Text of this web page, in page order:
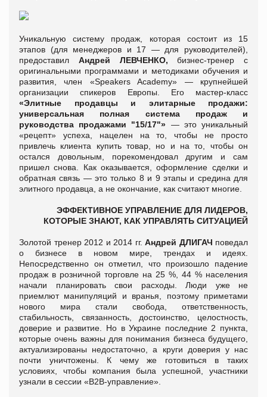
Уникальную систему продаж, которая состоит из 15
этапов (для менеджеров и 17 — для руководителей),
предоставил Андрей ЛЕВЧЕНКО, бизнес-тренер с
оригинальными программами и методиками обучения и
развития, член «Speakers Academy» — крупнейшей
организации спикеров Европы. Его мастер-класс
«Элитные продавцы и элитарные продажи:
универсальная полная система продаж и
руководства продажами "15/17"» — это уникальный
«рецепт» успеха, нацелен на то, чтобы не просто
привлечь клиента купить товар, но и на то, чтобы он
остался довольным, порекомендовал другим и сам
пришел снова. Как оказывается, оформление сделки и
обратная связь — это только 8 и 9 этапы и средина для
элитного продавца, а не окончание, как считают многие.
ЭФФЕКТИВНОЕ УПРАВЛЕНИЕ ДЛЯ ЛИДЕРОВ,
КОТОРЫЕ ЗНАЮТ, КАК УПРАВЛЯТЬ СИТУАЦИЕЙ
Золотой тренер 2012 и 2014 гг. Андрей ДЛИГАЧ поведал
о бизнесе в новом мире, трендах и идеях.
Непосредственно он отметил, что произошло падение
продаж в розничной торговле на 25 %, 44 % населения
начали планировать свои расходы. Люди уже не
приемлют манипуляций и вранья, поэтому приметами
нового мира стали свобода, ответственность,
стабильность, связанность, достоинство, целостность,
доверие и развитие. Но в Украине последние 2 пункта,
которые очень важны для понимания бизнеса будущего,
актуализированы недостаточно, а круги доверия у нас
почти уничтожены. К чему же готовиться в таких
условиях, чтобы компания была успешной, участники
узнали в сессии «В2В-управление».